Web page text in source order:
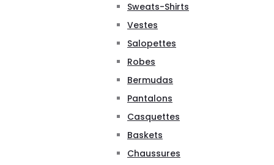
Sweats-Shirts
Vestes
Salopettes
Robes
Bermudas
Pantalons
Casquettes
Baskets
Chaussures